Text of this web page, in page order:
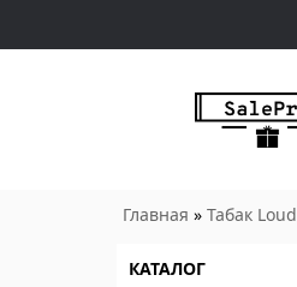
Главная » Табак Loud
КАТАЛОГ